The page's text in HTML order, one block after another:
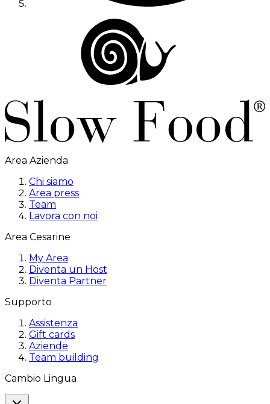
Area Azienda
Chi siamo
Area press
Team
Lavora con noi
Area Cesarine
My Area
Diventa un Host
Diventa Partner
Supporto
Assistenza
Gift cards
Aziende
Team building
Cambio Lingua